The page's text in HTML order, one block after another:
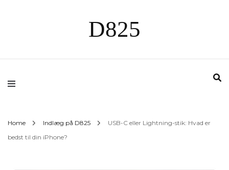
D825
Home Indlæg på D825
USB-C eller Lightning-stik: Hvad er
bedst til din iPhone?